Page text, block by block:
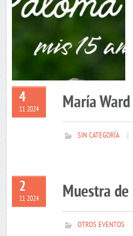
4
11 2024 María Ward
SIN CATEGORÍA
2
11 2024 Muestra
OTROS EVENTOS